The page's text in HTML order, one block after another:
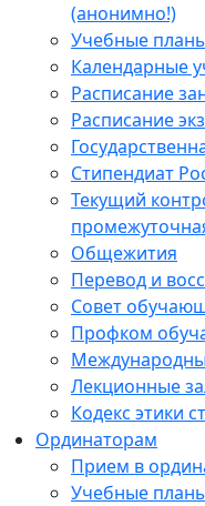
(анонимно!)
Учебные
Календарные
Расписание
Расписание
Стипендиат
Текущий
Общежития
Перевод и
Совет
Профком
Лекционные
Кодекс этики
Ординаторам
Прием в
Учебные